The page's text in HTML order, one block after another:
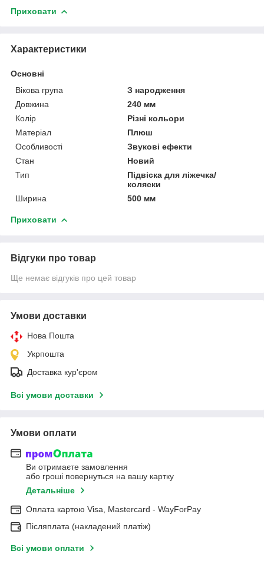
Приховати
Характеристики
Основні
Вікова група
З народження
Довжина
240 мм
Колір
Різні кольори
Матеріал
Плюш
Особливості
Звукові ефекти
Стан
Новий
Тип
Підвіска для ліжечка/
коляски
Ширина
500 мм
Приховати
Відгуки про товар
Ще немає відгуків про цей товар
Умови доставки
Нова Пошта
Укрпошта
Доставка кур'єром
Всі умови доставки
Умови оплати
Ви отримаєте замовлення
або гроші повернуться на вашу картку
Детальніше
Оплата картою Visa, Mastercard - WayForPay
Післяплата (накладений платіж)
Всі умови оплати